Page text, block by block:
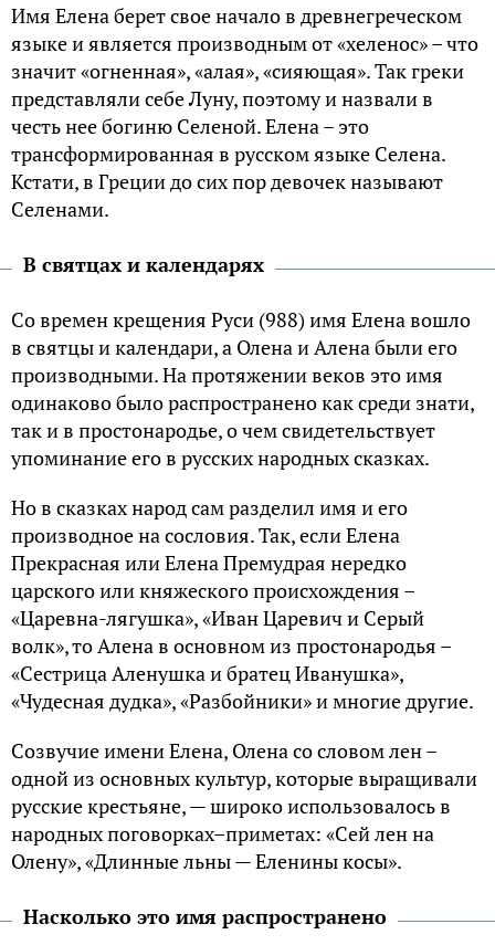
Имя Елена берет свое начало в древнегреческом
языке и является производным от «хеленос» – что
значит «огненная», «алая», «сияющая». Так греки
представляли себе Луну, поэтому и назвали в
честь нее богиню Селеной. Елена – это
трансформированная в русском языке Селена.
Кстати, в Греции до сих пор девочек называют
Селенами.
В святцах и календарях
Со времен крещения Руси (988) имя Елена вошло
в святцы и календари, а Олена и Алена были его
производными. На протяжении веков это имя
одинаково было распространено как среди знати,
так и в простонародье, о чем свидетельствует
упоминание его в русских народных сказках.
Но в сказках народ сам разделил имя и его
производное на сословия. Так, если Елена
Прекрасная или Елена Премудрая нередко
царского или княжеского происхождения –
«Царевна-лягушка», «Иван Царевич и Серый
волк», то Алена в основном из простонародья –
«Сестрица Аленушка и братец Иванушка»,
«Чудесная дудка», «Разбойники» и многие другие.
Созвучие имени Елена, Олена со словом лен –
одной из основных культур, которые выращивали
русские крестьяне, — широко использовалось в
народных поговорках–приметах: «Сей лен на
Олену», «Длинные льны — Еленины косы».
Насколько это имя распространено